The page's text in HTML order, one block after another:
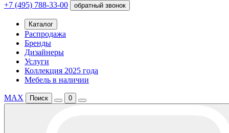
+7 (495) 788-33-00 обратный звонок
Каталог
Распродажа
Бренды
Дизайнеры
Услуги
Коллекция 2025 года
Мебель в наличии
MAX Поиск 0